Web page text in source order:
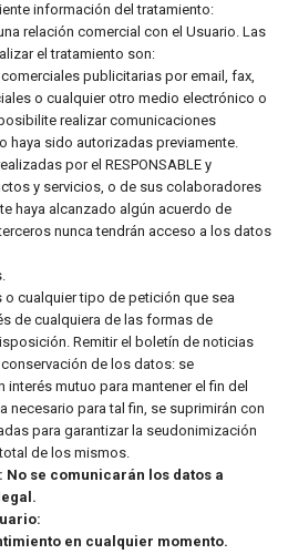
información del tratamiento:
relación comercial con el Usuario. Las
el tratamiento son:
publicitarias por email, fax,
o cualquier otro medio electrónico o
realizar comunicaciones
haya sido autorizadas previamente.
por el RESPONSABLE y
y servicios, o de sus colaboradores
haya alcanzado algún acuerdo de
nunca tendrán acceso a los datos
cualquier tipo de petición que sea
de cualquiera de las formas de
Remitir el boletín de noticias
de los datos: se
interés mutuo para mantener el fin del
necesario para tal fin, se suprimirán con
para garantizar la seudonimización
de los mismos.
se comunicarán los datos a
en cualquier momento.